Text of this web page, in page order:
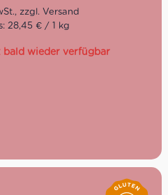
28,45 € / 1 kg
bald wieder verfügbar